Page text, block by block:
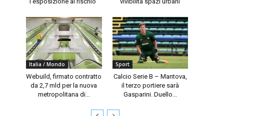
Italia / Mondo
Webuild, firmato contratto
da 2,7 mld per la nuova
metropolitana di...
Sport
Calcio Serie B – Mantova,
il terzo portiere sarà
Gasparini. Duello...